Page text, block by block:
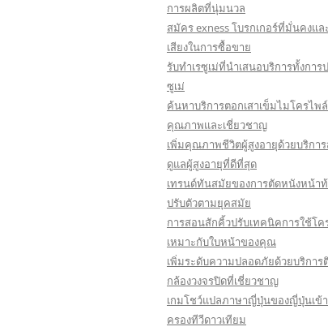
การผลิตที่นุ่มนวล
สมัคร exness โบรกเกอร์ที่มั่นคงแ
เสียงในการซื้อขาย
รับทำเรซูเม่ที่นำเสนอบริการทั้งการ
ซูเม่
ค้นหาบริการตอกเสาเข็มไมโครไพ
คุณภาพและเชี่ยวชาญ
เพิ่มคุณภาพชีวิตผู้สูงอายุด้วยบริกา
ดูแลผู้สูงอายุที่ดีที่สุด
เทรนด์ทันสมัยของการตัดหนังหน้า
ปรับตัวตามยุคสมัย
การสอนสักคิ้วปรับเทคนิคการใช้โค
เหมาะกับใบหน้าของคุณ
เพิ่มระดับความปลอดภัยด้วยบริการ
กล้องวงจรปิดที่เชี่ยวชาญ
เกมโชว์แปลภาษาญี่ปุ่นของญี่ปุ่นเข้
ครองทีวีดาวเทียม